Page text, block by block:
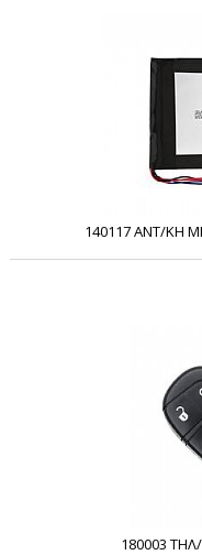
140117 ΑΝΤ/ΚΗ
180003 ΤΗΛ/